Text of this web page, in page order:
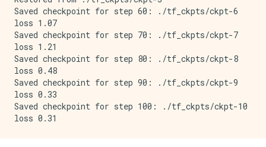
Saved checkpoint for step 60: ./tf_ckpts/ckpt-6
loss 1.07
Saved checkpoint for step 70: ./tf_ckpts/ckpt-7
loss 1.21
Saved checkpoint for step 80: ./tf_ckpts/ckpt-8
loss 0.48
Saved checkpoint for step 90: ./tf_ckpts/ckpt-9
loss 0.33
Saved checkpoint for step 100: ./tf_ckpts/ckpt-10